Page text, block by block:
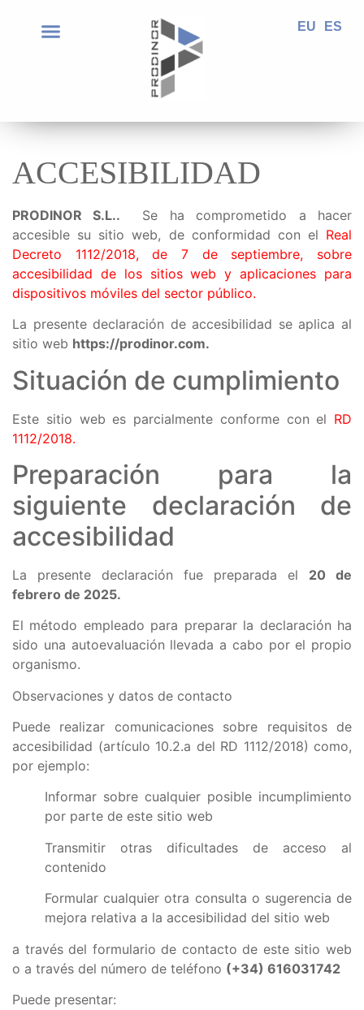
EU ES
ACCESIBILIDAD
PRODINOR S.L..
Se ha comprometido a hacer
accesible su sitio web, de conformidad con el Real
Decreto 1112/2018, de 7 de septiembre, sobre
accesibilidad de los sitios web y aplicaciones para
dispositivos móviles del sector público.
La presente declaración de accesibilidad se aplica al
sitio web https://prodinor.com.
Situación de cumplimiento
Este sitio web es parcialmente conforme con el RD
1112/2018.
Preparación para la
siguiente declaración de
accesibilidad
La presente declaración fue preparada el 20 de
febrero de 2025.
El método empleado para preparar la declaración ha
sido una autoevaluación llevada a cabo por el propio
organismo.
Observaciones y datos de contacto
Puede realizar comunicaciones sobre requisitos de
accesibilidad (artículo 10.2.a del RD 1112/2018) como,
por ejemplo:
Informar sobre cualquier posible incumplimiento
por parte de este sitio web
Transmitir otras dificultades de acceso al
contenido
Formular cualquier otra consulta o sugerencia de
mejora relativa a la accesibilidad del sitio web
a través del formulario de contacto de este sitio web
o a través del número de teléfono (+34) 616031742
Puede presentar: